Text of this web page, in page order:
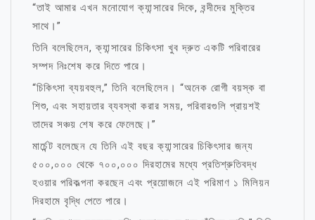
“তাই আমার এখন মনোযোগ ক্যান্সারের দিকে, বন্দীদের মুক্তির
সাথে।”
তিনি বলেছিলেন, ক্যান্সারের চিকিৎসা খুব দ্রুত একটি পরিবারের
সম্পদ নিঃশেষ করে দিতে পারে।
“চিকিৎসা ব্যয়বহুল,” তিনি বলেছিলেন। “অনেক রোগী বয়স্ক বা
শিশু, এবং সহায়তার ব্যবস্থা করার সময়, পরিবারগুলি প্রায়শই
তাদের সঞ্চয় শেষ করে ফেলেছে।”
মার্চেন্ট বলেছেন যে তিনি এই বছর ক্যান্সারের চিকিৎসার জন্য
৫০০,০০০ থেকে ৭০০,০০০ দিরহামের মধ্যে প্রতিশ্রুতিবদ্ধ
হওয়ার পরিকল্পনা করছেন এবং প্রয়োজনে এই পরিমাণ ১ মিলিয়ন
দিরহামে বৃদ্ধি পেতে পারে।